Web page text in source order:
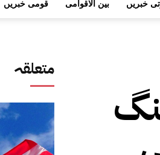
قومی خبریں بین الاقوامی خبریں
متعلقہ